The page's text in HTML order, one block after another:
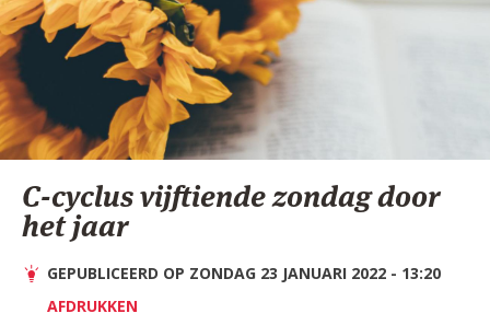
SHOP
ZOEKEN
HULP
STARTPAGINA PORTAAL
MIJN PAROCHIE
AANMELDEN OF REGISTREREN
C-cyclus vijftiende zondag door
het jaar
GEPUBLICEERD OP ZONDAG 23 JANUARI 2022 - 13:20
AFDRUKKEN